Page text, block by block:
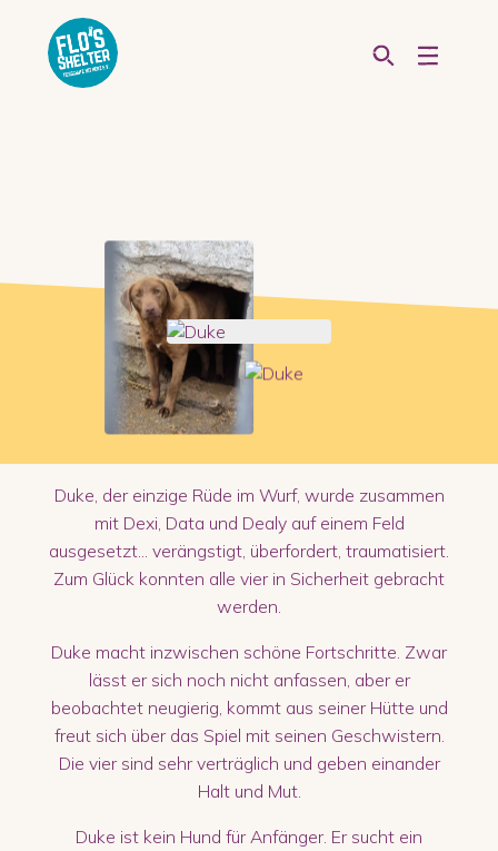
Duke, der einzige Rüde im Wurf, wurde zusammen
mit Dexi, Data und Dealy auf einem Feld
ausgesetzt... verängstigt, überfordert, traumatisiert.
Zum Glück konnten alle vier in Sicherheit gebracht
werden.
Duke macht inzwischen schöne Fortschritte. Zwar
lässt er sich noch nicht anfassen, aber er
beobachtet neugierig, kommt aus seiner Hütte und
freut sich über das Spiel mit seinen Geschwistern.
Die vier sind sehr verträglich und geben einander
Halt und Mut.
Duke ist kein Hund für Anfänger. Er sucht ein